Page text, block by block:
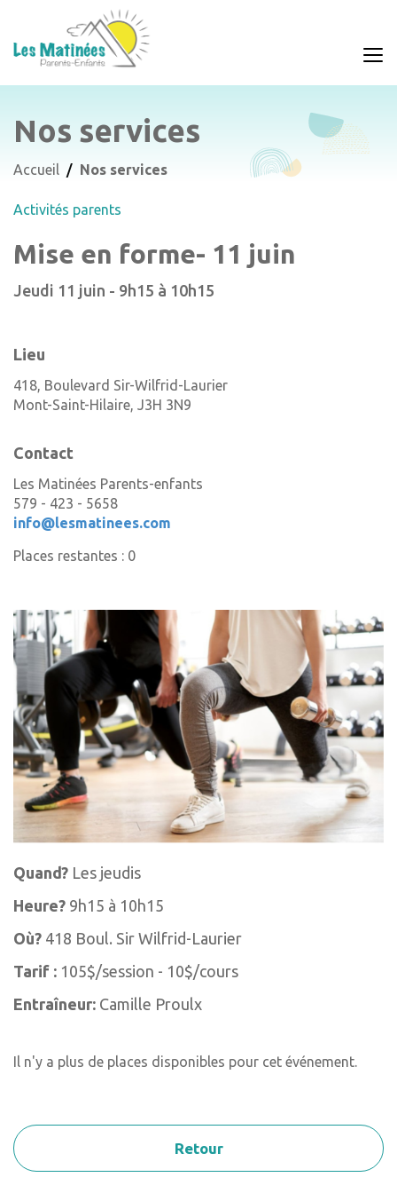
Nos services
Accueil Nos services
Activités parents
Mise en forme- 11 juin
Jeudi 11 juin - 9h15 à 10h15
Lieu
418, Boulevard Sir-Wilfrid-Laurier
Mont-Saint-Hilaire, J3H 3N9
Contact
Les Matinées Parents-enfants
579 - 423 - 5658
info@lesmatinees.com
Places restantes : 0
Quand? Les jeudis
Heure? 9h15 à 10h15
Où? 418 Boul. Sir Wilfrid-Laurier
Tarif : 105$/session - 10$/cours
Entraîneur: Camille Proulx
Il n'y a plus de places disponibles pour cet événement.
Retour